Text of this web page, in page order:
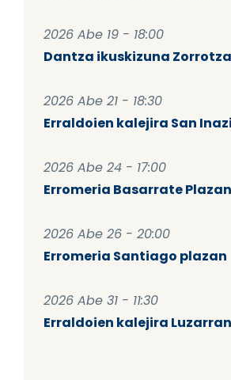
2026 Abe 19 - 18:00
Dantza ikuskizuna
2026 Abe 21 - 18:30
Erraldoien kalejira San
2026 Abe 24 - 17:00
Erromeria Basarrate Plazan
2026 Abe 26 - 20:00
Erromeria Santiago plazan
2026 Abe 31 - 11:30
Erraldoien kalejira Luzarran